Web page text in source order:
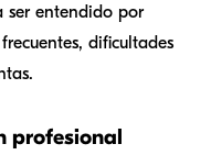
ser entendido por
dificultades
profesional